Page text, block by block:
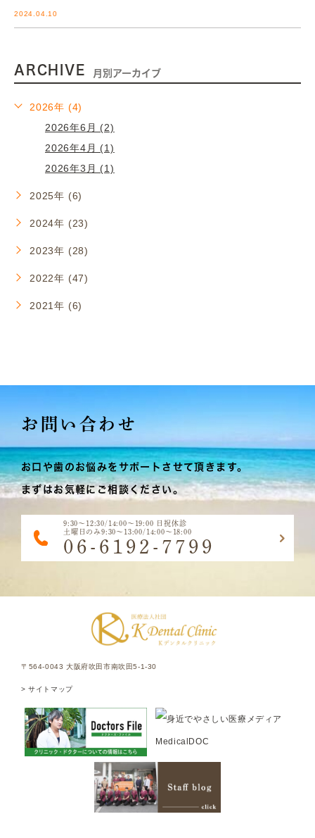
2024.04.10
ARCHIVE 月別アーカイブ
2026年 (4)
2026年6月 (2)
2026年4月 (1)
2026年3月 (1)
2025年 (6)
2024年 (23)
2023年 (28)
2022年 (47)
2021年 (6)
お問い合わせ
お口や歯のお悩みをサポートさせて頂きます。
まずはお気軽にご相談ください。
9:30～12:30/14:00～19:00 日祝休診
土曜日のみ9:30～13:00/14:00～18:00
06-6192-7799
〒564-0043 大阪府吹田市南吹田5-1-30
> サイトマップ